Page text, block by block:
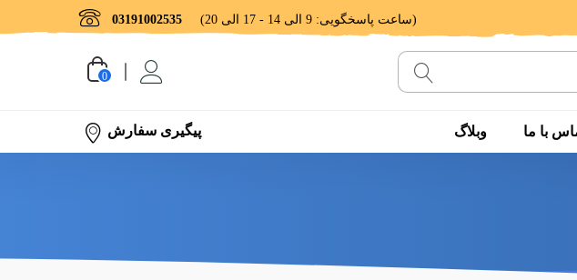
03191002535 (ساعت پاسخگویی: 9 الی 14 - 17 الی 20)
0
با ما وبلاگ پیگیری سفارش